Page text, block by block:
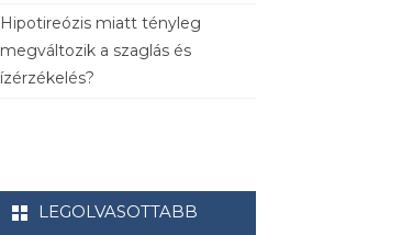
Hipotireózis miatt tényleg
megváltozik a szaglás és
ízérzékelés?
LEGOLVASOTTABB